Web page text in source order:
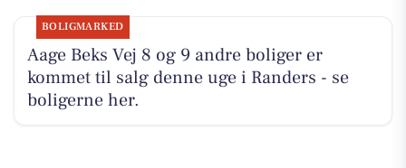
BOLIGMARKED
Aage Beks Vej 8 og 9 andre boliger er
kommet til salg denne uge i Randers - se
boligerne her.